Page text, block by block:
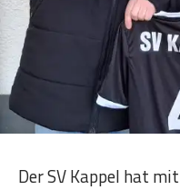
Der SV Kappel hat